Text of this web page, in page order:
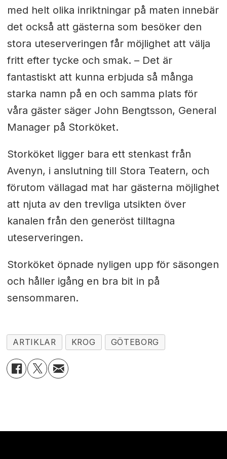
med helt olika inriktningar på maten innebär
det också att gästerna som besöker den
stora uteserveringen får möjlighet att välja
fritt efter tycke och smak. – Det är
fantastiskt att kunna erbjuda så många
starka namn på en och samma plats för
våra gäster säger John Bengtsson, General
Manager på Storköket.
Storköket ligger bara ett stenkast från
Avenyn, i anslutning till Stora Teatern, och
förutom vällagad mat har gästerna möjlighet
att njuta av den trevliga utsikten över
kanalen från den generöst tilltagna
uteserveringen.
Storköket öpnade nyligen upp för säsongen
och håller igång en bra bit in på
sensommaren.
ARTIKLAR KROG GÖTEBORG